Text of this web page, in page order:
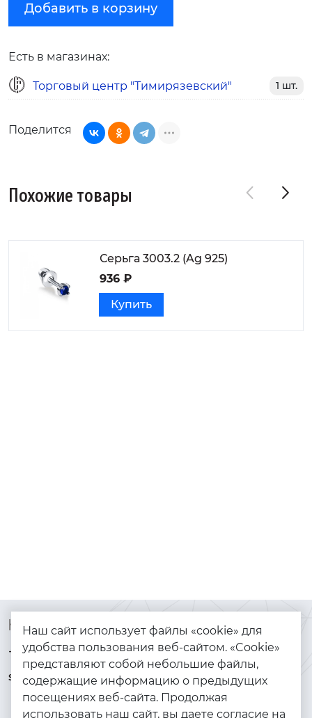
Добавить в корзину
Есть в магазинах:
Торговый центр "Тимирязевский" 1 шт.
Поделится
Похожие товары
Серьга 3003.2 (Ag 925)
936 ₽
Купить
Контакты
+7 (925) 144-64-73
serebryanyye.grani@mail.ru
Каталог
Браслеты
Золото
Серебро
Наш сайт использует файлы «cookie» для
удобства пользования веб-сайтом. «Cookie»
представляют собой небольшие файлы,
содержащие информацию о предыдущих
посещениях веб-сайта. Продолжая
использовать наш сайт, вы даете согласие на